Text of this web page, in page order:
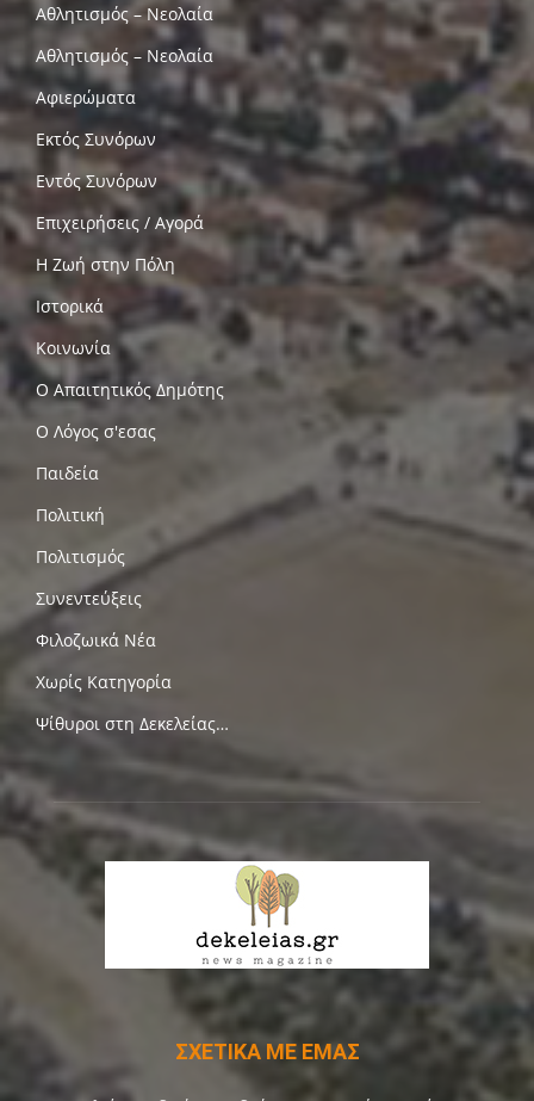
Αθλητισμός – Νεολαία
Αθλητισμός – Νεολαία
Αφιερώματα
Εκτός Συνόρων
Εντός Συνόρων
Επιχειρήσεις / Αγορά
Η Ζωή στην Πόλη
Ιστορικά
Κοινωνία
Ο Απαιτητικός Δημότης
Ο Λόγος σ'εσας
Παιδεία
Πολιτική
Πολιτισμός
Συνεντεύξεις
Φιλοζωικά Νέα
Χωρίς Κατηγορία
Ψίθυροι στη Δεκελείας…
ΣΧΕΤΙΚΑ ΜΕ ΕΜΑΣ